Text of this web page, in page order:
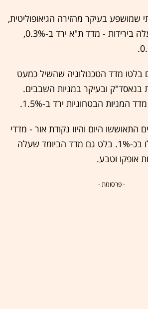
שמושפע בעיקר מהזירה הגיאופוליטית,
בורסת תל אביב ננעלה בירידות - מדד ת"א ירד ב-0.3%,
בלטו מדד הטכנולוגיה שהשיל כמעט
בנאסד"ק ובעיקר במניות השבבים.
התאוששו היום והיוו נקודת אור - מדדי
הביטוח והבנקים עלו בכ-1%. בלט גם מדד הביומד שעלה
- פרסומת -